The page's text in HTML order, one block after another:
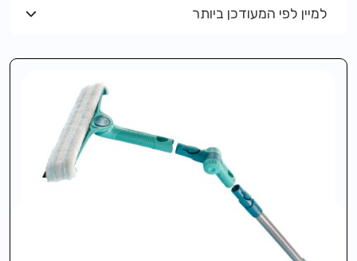
למיין לפי המעודכן ביותר